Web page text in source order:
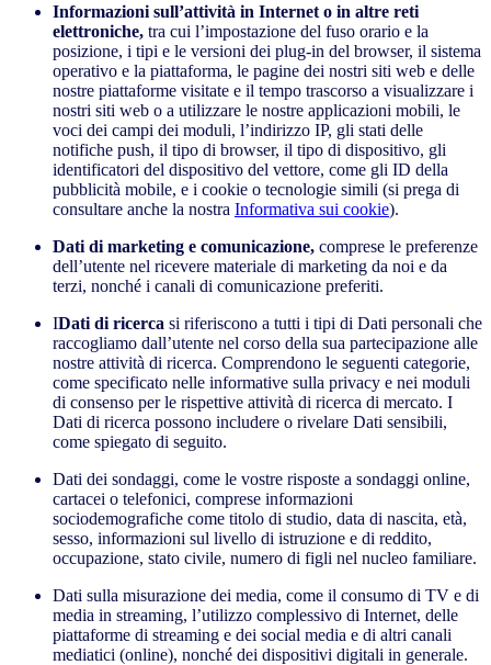
Informazioni sull’attività in Internet o in altre reti
elettroniche, tra cui l’impostazione del fuso orario e la
posizione, i tipi e le versioni dei plug-in del browser, il sistema
operativo e la piattaforma, le pagine dei nostri siti web e delle
nostre piattaforme visitate e il tempo trascorso a visualizzare i
nostri siti web o a utilizzare le nostre applicazioni mobili, le
voci dei campi dei moduli, l’indirizzo IP, gli stati delle
notifiche push, il tipo di browser, il tipo di dispositivo, gli
identificatori del dispositivo del vettore, come gli ID della
pubblicità mobile, e i cookie o tecnologie simili (si prega di
consultare anche la nostra Informativa sui cookie).
Dati di marketing e comunicazione, comprese le preferenze
dell’utente nel ricevere materiale di marketing da noi e da
terzi, nonché i canali di comunicazione preferiti.
IDati di ricerca si riferiscono a tutti i tipi di Dati personali che
raccogliamo dall’utente nel corso della sua partecipazione alle
nostre attività di ricerca. Comprendono le seguenti categorie,
come specificato nelle informative sulla privacy e nei moduli
di consenso per le rispettive attività di ricerca di mercato. I
Dati di ricerca possono includere o rivelare Dati sensibili,
come spiegato di seguito.
Dati dei sondaggi, come le vostre risposte a sondaggi online,
cartacei o telefonici, comprese informazioni
sociodemografiche come titolo di studio, data di nascita, età,
sesso, informazioni sul livello di istruzione e di reddito,
occupazione, stato civile, numero di figli nel nucleo familiare.
Dati sulla misurazione dei media, come il consumo di TV e di
media in streaming, l’utilizzo complessivo di Internet, delle
piattaforme di streaming e dei social media e di altri canali
mediatici (online), nonché dei dispositivi digitali in generale.